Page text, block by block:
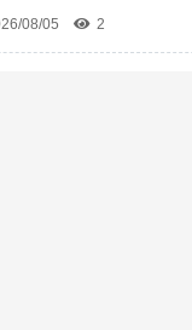
08/05 2